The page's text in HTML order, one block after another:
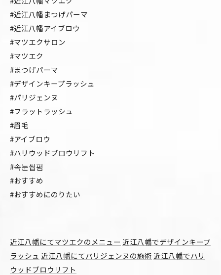
#近江八幡まつげパーマ
#近江八幡アイブロウ
#マツエクサロン
#マツエク
#まつげパーマ
#デザインキープラッシュ
#パリジェンヌ
#フラットラッシュ
#眉毛
#アイブロウ
#ハリウッドブロウリフト
#속눈썹펌
#おすすめ
#おすすめにのりたい
近江八幡にてマツエクのメニュー 近江八幡でデザインキープ
ラッシュ 近江八幡にてパリジェンヌの施術 近江八幡でハリ
ウッドブロウリフト